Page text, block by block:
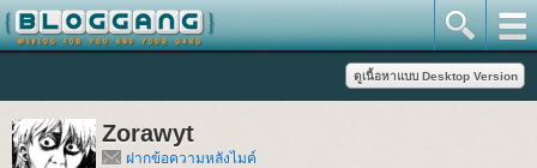
Zorawyt
ฝากข้อความหลังไมค์